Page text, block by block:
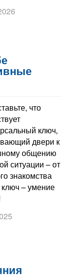
что
ключ,
двери к
общению
ситуации – от
знакомства
– умение